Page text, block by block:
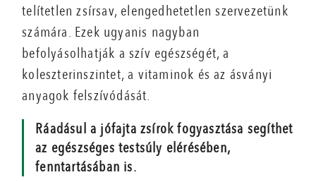
telítetlen zsírsav, elengedhetetlen szervezetünk
számára. Ezek ugyanis nagyban
befolyásolhatják a szív egészségét, a
koleszterinszintet, a vitaminok és az ásványi
anyagok felszívódását.
Ráadásul a jófajta zsírok fogyasztása segíthet
az egészséges testsúly elérésében,
fenntartásában is.